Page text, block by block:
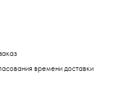
времени доставки